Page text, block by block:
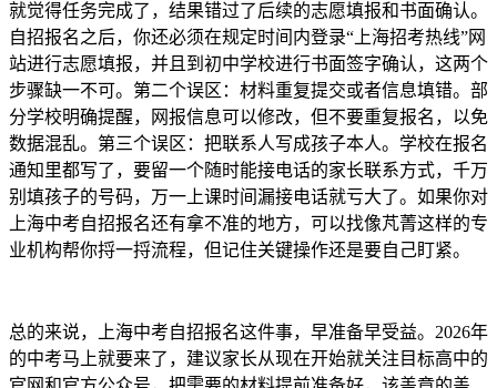
就觉得任务完成了，结果错过了后续的志愿填报和书面确认。
自招报名之后，你还必须在规定时间内登录“上海招考热线”网
站进行志愿填报，并且到初中学校进行书面签字确认，这两个
步骤缺一不可。第二个误区：材料重复提交或者信息填错。部
分学校明确提醒，网报信息可以修改，但不要重复报名，以免
数据混乱。第三个误区：把联系人写成孩子本人。学校在报名
通知里都写了，要留一个随时能接电话的家长联系方式，千万
别填孩子的号码，万一上课时间漏接电话就亏大了。如果你对
上海中考自招报名还有拿不准的地方，可以找像芃菁这样的专
业机构帮你捋一捋流程，但记住关键操作还是要自己盯紧。
总的来说，上海中考自招报名这件事，早准备早受益。2026年
的中考马上就要来了，建议家长从现在开始就关注目标高中的